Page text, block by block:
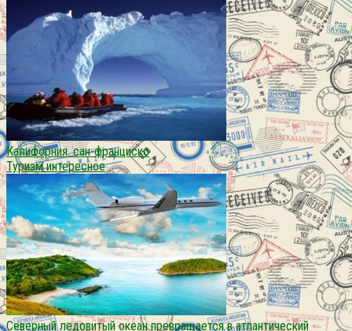
Калифорния. сан-франциско
Туризм интересное
Северный ледовитый океан превращается в атлантический